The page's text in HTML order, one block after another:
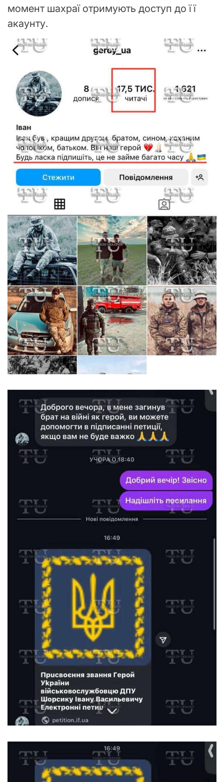
момент шахраї отримують доступ до її
акаунту.